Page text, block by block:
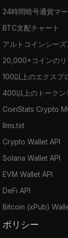
24時間暗号通貨マ
BTC支配チャート
アルトコインシーズ
20,000+コインの
100以上のエクスプ
400以上のトークン
CoinStats Crypto
llms.txt
Crypto Wallet API
Solana Wallet API
EVM Wallet API
DeFi API
Bitcoin (xPub)
ポリシー